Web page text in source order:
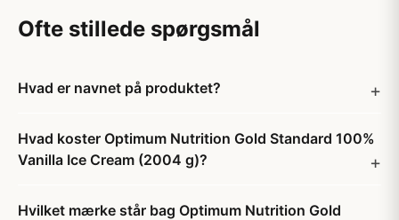
Ofte stillede spørgsmål
Hvad er navnet på produktet?
Hvad koster Optimum Nutrition Gold Standard 100%
Vanilla Ice Cream (2004 g)?
Hvilket mærke står bag Optimum Nutrition Gold